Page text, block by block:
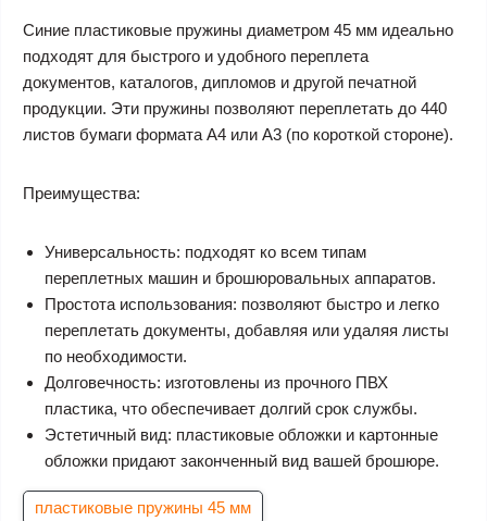
Синие пластиковые пружины диаметром 45 мм идеально
подходят для быстрого и удобного переплета
документов, каталогов, дипломов и другой печатной
продукции. Эти пружины позволяют переплетать до 440
листов бумаги формата А4 или А3 (по короткой стороне).
Преимущества:
Универсальность: подходят ко всем типам
переплетных машин и брошюровальных аппаратов.
Простота использования: позволяют быстро и легко
переплетать документы, добавляя или удаляя листы
по необходимости.
Долговечность: изготовлены из прочного ПВХ
пластика, что обеспечивает долгий срок службы.
Эстетичный вид: пластиковые обложки и картонные
обложки придают законченный вид вашей брошюре.
пластиковые пружины 45 мм